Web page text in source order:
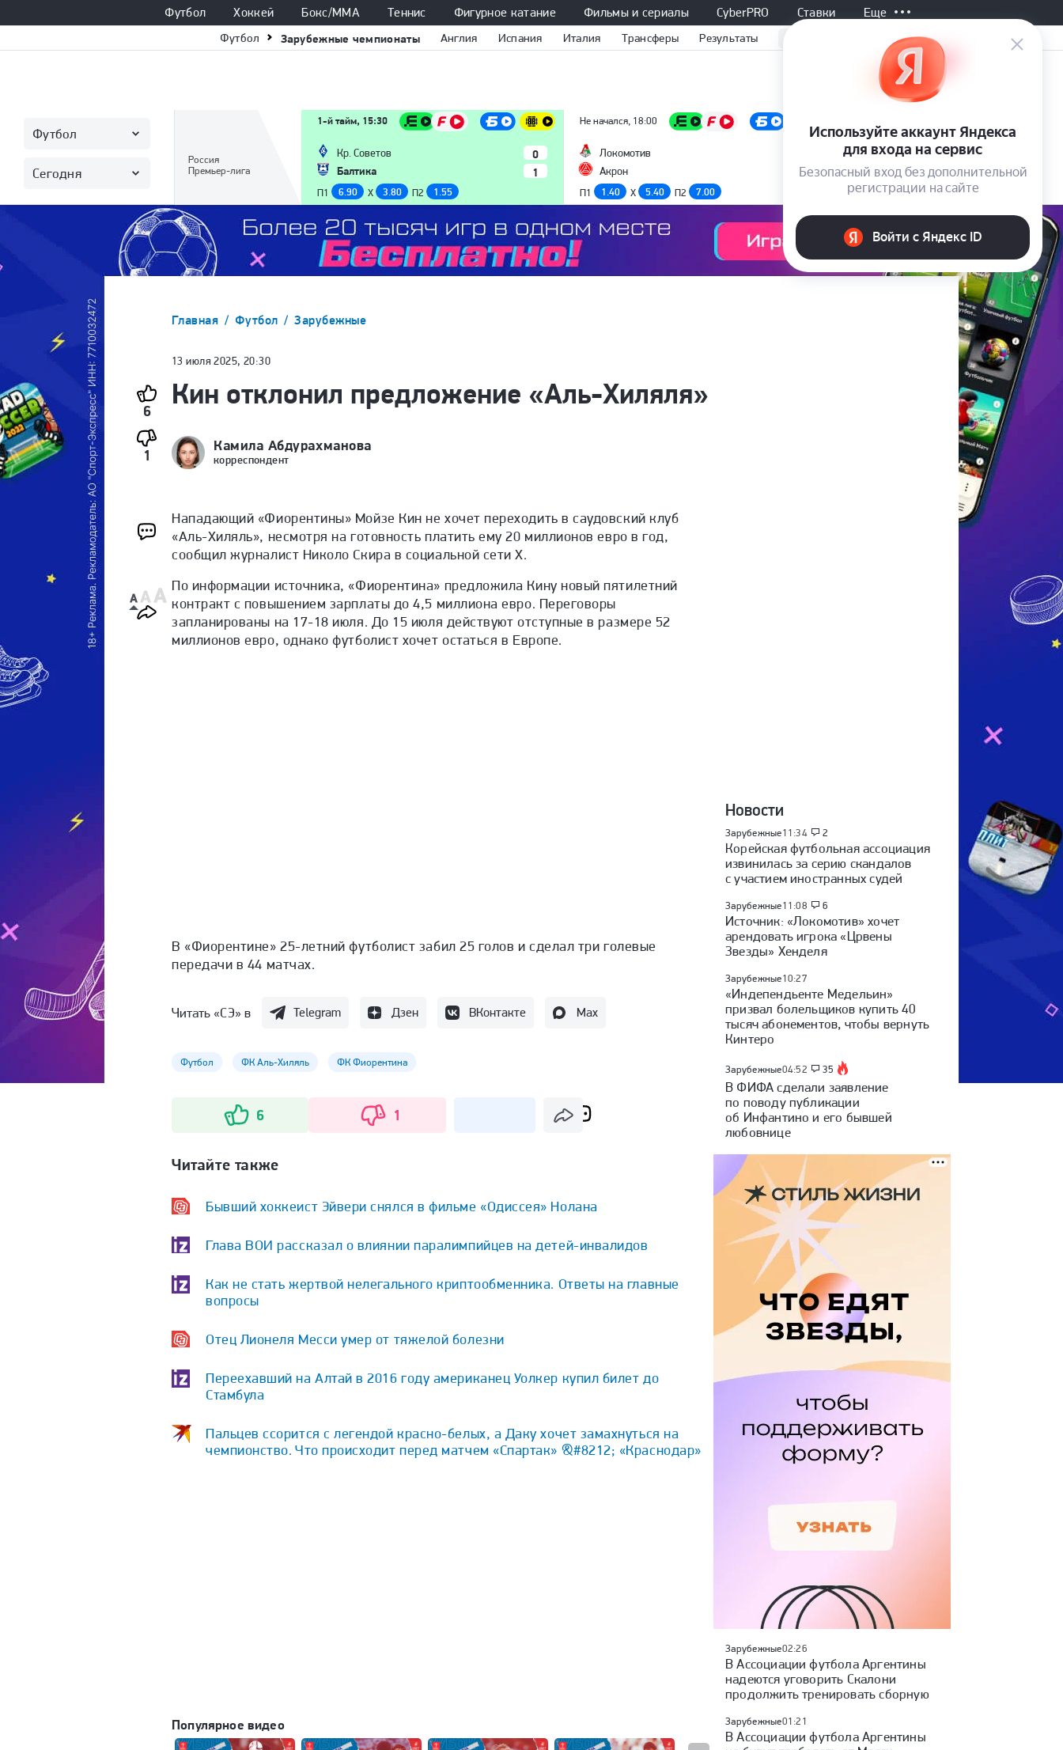
Футбол Хоккей Бокс/ММА Теннис Фигурное катание Фильмы и сериалы CyberPRO Ставки Еще
Футбол Зарубежные чемпионаты Англия Испания Италия Трансферы Результаты
Футбол
Сегодня
Россия
Премьер-лига
1-й тайм, 15:30
Кр. Советов
Балтика
0
1
П1 6.90 X 3.80 П2 1.55
Не начался, 18:00
Локомотив
Акрон
-
П1 1.40 X 5.40 П2 7.00
ЦСКА
Ростов
П1 1.81 X 3.80 П2 4.70
Все матчи
Главная Футбол Зарубежные
6
1
13 июля 2025, 20:30
Кин отклонил предложение «Аль-Хиляля»
Камила Абдурахманова
корреспондент
Нападающий «Фиорентины» Мойзе Кин не хочет переходить в саудовский клуб
«Аль-Хиляль», несмотря на готовность платить ему 20 миллионов евро в год,
сообщил журналист Николо Скира в социальной сети Х.
По информации источника, «Фиорентина» предложила Кину новый пятилетний
контракт с повышением зарплаты до 4,5 миллиона евро. Переговоры
запланированы на 17-18 июля. До 15 июля действуют отступные в размере 52
миллионов евро, однако футболист хочет остаться в Европе.
В «Фиорентине» 25-летний футболист забил 25 голов и сделал три голевые
передачи в 44 матчах.
Читать «СЭ» в Telegram Дзен ВКонтакте Max
Футбол ФК Аль-Хиляль ФК Фиорентина
6 1
Читайте также
Бывший хоккеист Эйвери снялся в фильме «Одиссея» Нолана
Глава ВОИ рассказал о влиянии паралимпийцев на детей-инвалидов
Как не стать жертвой нелегального криптообменника. Ответы на главные
вопросы
Отец Лионеля Месси умер от тяжелой болезни
Переехавший на Алтай в 2016 году американец Уолкер купил билет до
Стамбула
Пальцев ссорится с легендой красно-белых, а Даку хочет замахнуться на
чемпионство. Что происходит перед матчем «Спартак» &#8212; «Краснодар»
Популярное видео
Новости
Зарубежные11:34 2
Корейская футбольная ассоциация
извинилась за серию скандалов
с участием иностранных судей
Зарубежные11:08 6
Источник: «Локомотив» хочет
арендовать игрока «Црвены
Звезды» Хенделя
Зарубежные10:27
«Индепендьенте Медельин»
призвал болельщиков купить 40
тысяч абонементов, чтобы вернуть
Кинтеро
Зарубежные04:52 35
В ФИФА сделали заявление
по поводу публикации
об Инфантино и его бывшей
любовнице
Зарубежные02:26
В Ассоциации футбола Аргентины
надеются уговорить Скалони
продолжить тренировать сборную
Зарубежные01:21
В Ассоциации футбола Аргентины